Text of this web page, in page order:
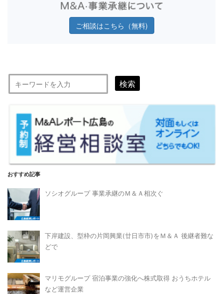
ご相談はこちら（無料)
検索
おすすめ記事
ソシオグループ 事業承継のＭ＆Ａ相次ぐ
下岸建設、型枠の片岡興業(廿日市市)をＭ＆Ａ 後継者難な
どで
マリモグループ 宿泊事業の強化へ株式取得 おうちホテル
など運営企業